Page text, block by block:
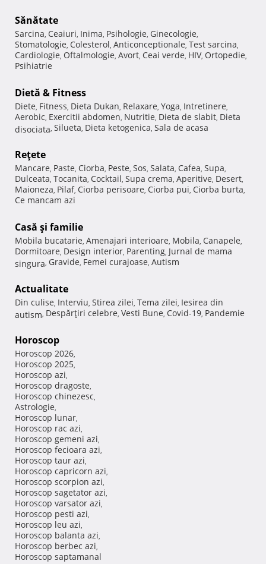
Sănătate
Sarcina, Ceaiuri, Inima, Psihologie, Ginecologie,
Stomatologie, Colesterol, Anticonceptionale, Test sarcina,
Cardiologie, Oftalmologie, Avort, Ceai verde, HIV, Ortopedie,
Psihiatrie
Dietă & Fitness
Diete, Fitness, Dieta Dukan, Relaxare, Yoga, Intretinere,
Aerobic, Exercitii abdomen, Nutritie, Dieta de slabit, Dieta
disociata, Silueta, Dieta ketogenica, Sala de acasa
Reţete
Mancare, Paste, Ciorba, Peste, Sos, Salata, Cafea, Supa,
Dulceata, Tocanita, Cocktail, Supa crema, Aperitive, Desert,
Maioneza, Pilaf, Ciorba perisoare, Ciorba pui, Ciorba burta,
Ce mancam azi
Casă şi familie
Mobila bucatarie, Amenajari interioare, Mobila, Canapele,
Dormitoare, Design interior, Parenting, Jurnal de mama
singura, Gravide, Femei curajoase, Autism
Actualitate
Din culise, Interviu, Stirea zilei, Tema zilei, Iesirea din
autism, Despărţiri celebre, Vesti Bune, Covid-19, Pandemie
Horoscop
Horoscop 2026,
Horoscop 2025,
Horoscop azi,
Horoscop dragoste,
Horoscop chinezesc,
Astrologie,
Horoscop lunar,
Horoscop rac azi,
Horoscop gemeni azi,
Horoscop fecioara azi,
Horoscop taur azi,
Horoscop capricorn azi,
Horoscop scorpion azi,
Horoscop sagetator azi,
Horoscop varsator azi,
Horoscop pesti azi,
Horoscop leu azi,
Horoscop balanta azi,
Horoscop berbec azi,
Horoscop saptamanal